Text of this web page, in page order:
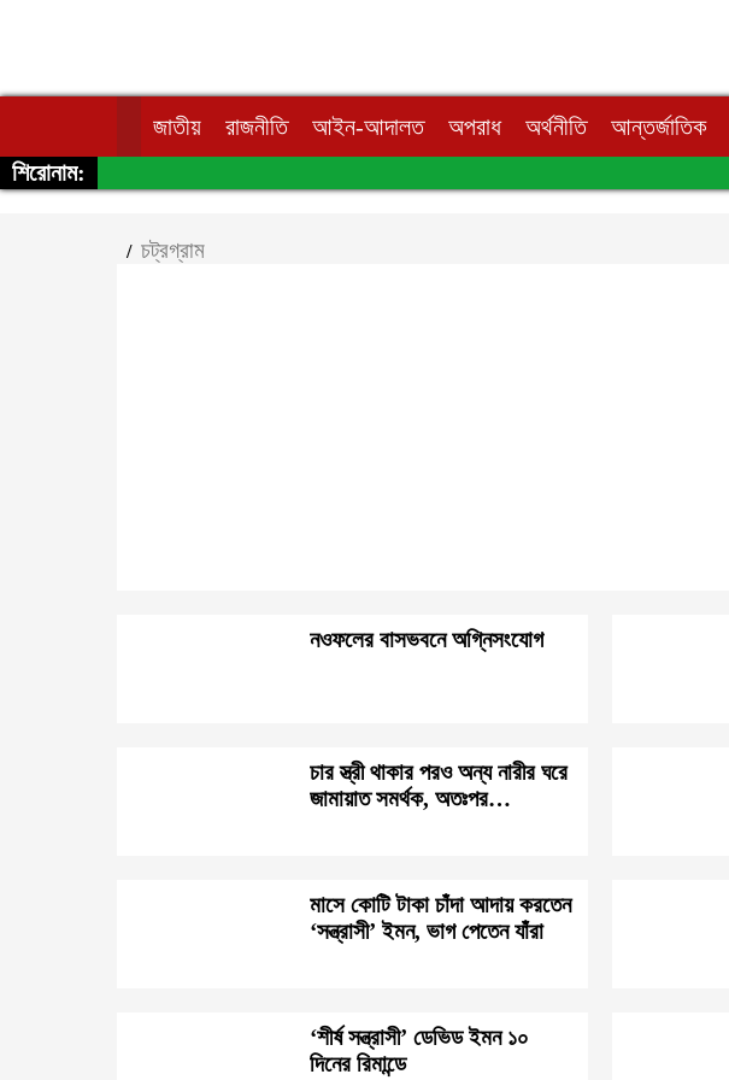
জাতীয় রাজনীতি আইন-আদালত অপরাধ অর্থনীতি আন্তর্জাতিক
শিরোনাম:
/ চট্রগ্রাম
নওফলের বাসভবনে অগ্নিসংযোগ
চার স্ত্রী থাকার পরও অন্য নারীর ঘরে
জামায়াত সমর্থক, অতঃপর…
মাসে কোটি টাকা চাঁদা আদায় করতেন
‘সন্ত্রাসী’ ইমন, ভাগ পেতেন যাঁরা
‘শীর্ষ সন্ত্রাসী’ ডেভিড ইমন ১০
দিনের রিমান্ডে